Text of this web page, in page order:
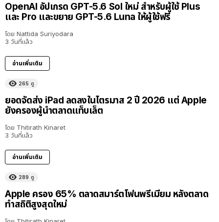
OpenAI อัปเกรด GPT-5.6 Sol ใหม่ สำหรับผู้ใช้ Plus
และ Pro และขยาย GPT-5.6 Luna ให้ผู้ใช้ฟรี
โดย Nattida Suriyodara
3 วันที่แล้ว
อ่านเพิ่มเติม
265 ดู
ยอดจัดส่ง iPad ลดลงในไตรมาส 2 ปี 2026 แต่ Apple
ยังครองผู้นำตลาดแท็บเล็ต
โดย Thitirath Kinaret
3 วันที่แล้ว
อ่านเพิ่มเติม
289 ดู
Apple ครอง 65% ตลาดสมาร์ตโฟนพรีเมียม หลังตลาด
ทำสถิติสูงสุดใหม่